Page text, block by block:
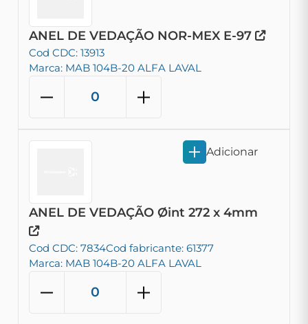
ANEL DE VEDAÇÃO NOR-MEX E-97
Cod CDC: 13913
Marca: MAB 104B-20 ALFA LAVAL
ANEL DE VEDAÇÃO Øint 272 x 4mm
Cod CDC: 7834Cod fabricante: 61377
Marca: MAB 104B-20 ALFA LAVAL
Adicionar